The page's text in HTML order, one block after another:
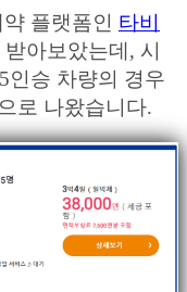
플랫폼인 타비
아보았는데, 시
인승 차량의 경우
로 나왔습니다.